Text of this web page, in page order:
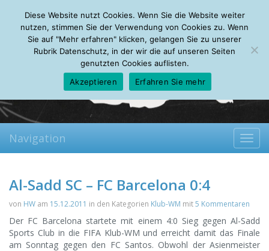
Sunday, 09.08.2026
Mein Account
About Autoren Leseempfehlungen FAQ
Navigation
Al-Sadd SC – FC Barcelona 0:4
von HW am 15.12.2011 in den Kategorien Klub-WM mit5 Kommentaren
Der FC Barcelona startete mit einem 4:0 Sieg gegen Al-Sadd
Sports Club in die FIFA Klub-WM und erreicht damit das Finale
am Sonntag gegen den FC Santos. Obwohl der Asienmeister
Diese Website nutzt Cookies. Wenn Sie die Website weiter
nutzen, stimmen Sie der Verwendung von Cookies zu. Wenn
Sie auf "Mehr erfahren" klicken, gelangen Sie zu unserer
Rubrik Datenschutz, in der wir die auf unseren Seiten
genutzten Cookies auflisten.
Akzeptieren
Erfahren Sie mehr